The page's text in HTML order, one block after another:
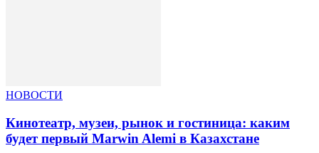
НОВОСТИ
Кинотеатр, музеи, рынок и гостиница: каким
будет первый Marwin Alemi в Казахстане